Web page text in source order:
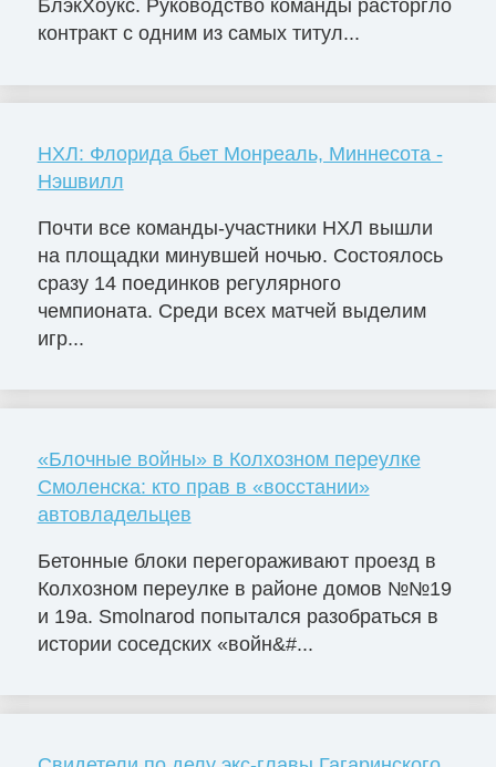
БлэкХоукс. Руководство команды расторгло
контракт с одним из самых титул...
НХЛ: Флорида бьет Монреаль, Миннесота -
Нэшвилл
Почти все команды-участники НХЛ вышли
на площадки минувшей ночью. Состоялось
сразу 14 поединков регулярного
чемпионата. Среди всех матчей выделим
игр...
«Блочные войны» в Колхозном переулке
Смоленска: кто прав в «восстании»
автовладельцев
Бетонные блоки перегораживают проезд в
Колхозном переулке в районе домов №№19
и 19а. Smolnarod попытался разобраться в
истории соседских «войн&#...